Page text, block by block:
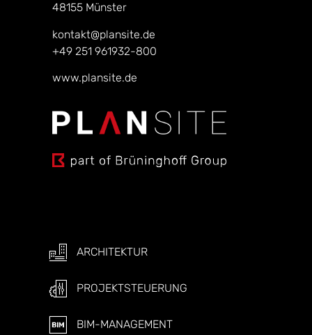
48155 Münster
kontakt@plansite.de
+49 251 961932-800
www.plansite.de
ARCHITEKTUR
PROJEKTSTEUERUNG
BIM-MANAGEMENT